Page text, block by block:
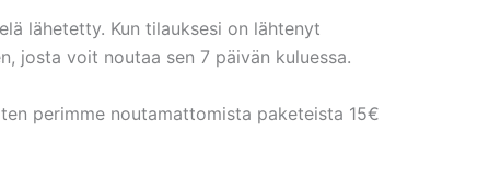
lähetetty. Kun tilauksesi on lähtenyt
josta voit noutaa sen 7 päivän kuluessa.
perimme noutamattomista paketeista 15€